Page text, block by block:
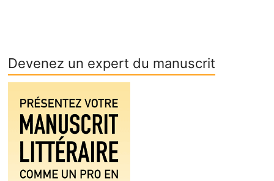
Devenez un expert du manuscrit